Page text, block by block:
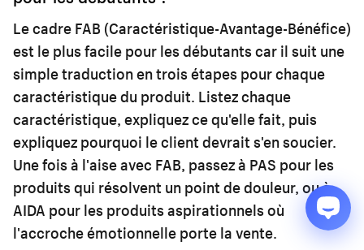
Le cadre FAB (Caractéristique-Avantage-Bénéfice)
est le plus facile pour les débutants car il suit une
simple traduction en trois étapes pour chaque
caractéristique du produit. Listez chaque
caractéristique, expliquez ce qu'elle fait, puis
expliquez pourquoi le client devrait s'en soucier.
Une fois à l'aise avec FAB, passez à PAS pour les
produits qui résolvent un point de douleur, ou à
AIDA pour les produits aspirationnels où
l'accroche émotionnelle porte la vente.